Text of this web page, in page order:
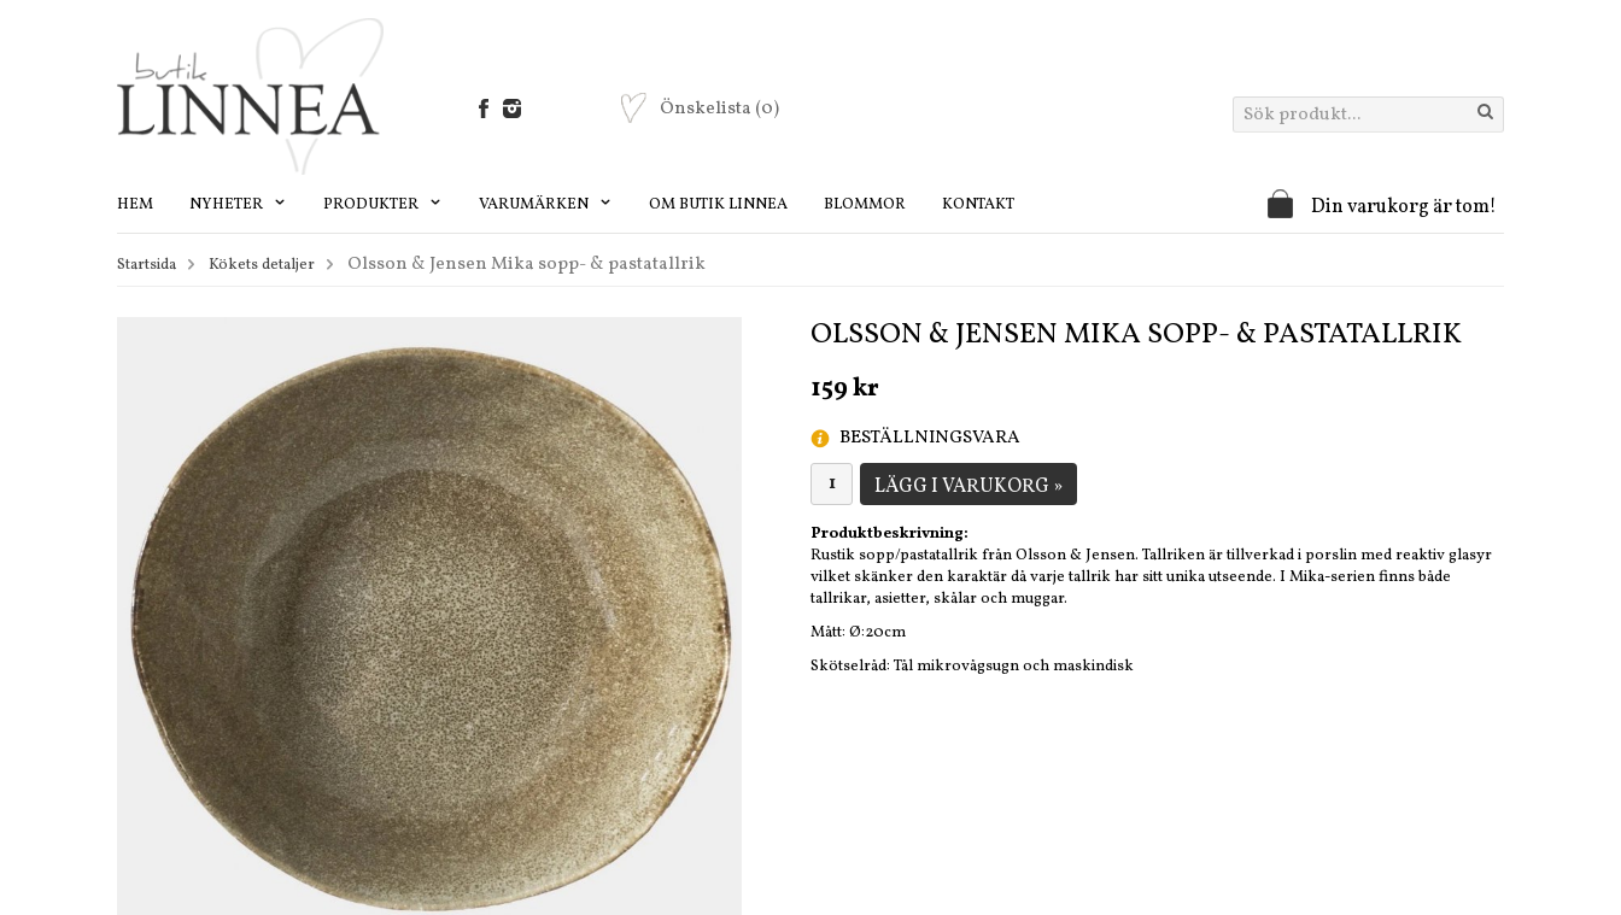
Önskelista (0)
HEM NYHETER PRODUKTER VARUMÄRKEN OM BUTIK LINNEA BLOMMOR KONTAKT Din varukorg är tom!
Startsida Kökets detaljer Olsson & Jensen Mika sopp- & pastatallrik
OLSSON & JENSEN MIKA SOPP- & PASTATALLRIK
159 kr
BESTÄLLNINGSVARA
LÄGG I VARUKORG »
Produktbeskrivning:
Rustik sopp/pastatallrik från Olsson & Jensen. Tallriken är tillverkad i porslin med reaktiv glasyr
vilket skänker den karaktär då varje tallrik har sitt unika utseende. I Mika-serien finns både
tallrikar, asietter, skålar och muggar.
Mått: Ø:20cm
Skötselråd: Tål mikrovågsugn och maskindisk